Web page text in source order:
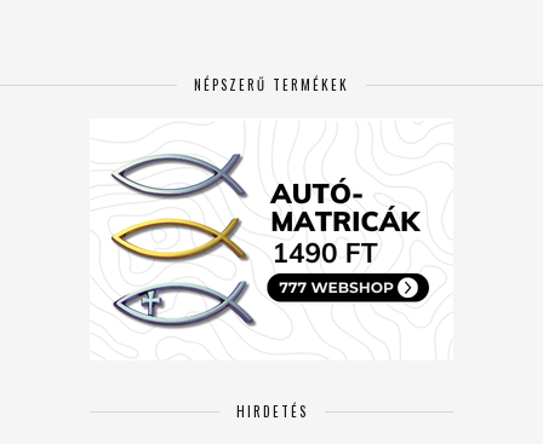
NÉPSZERŰ TERMÉKEK
HIRDETÉS